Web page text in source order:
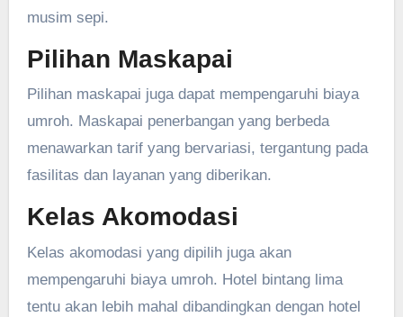
musim sepi.
Pilihan Maskapai
Pilihan maskapai juga dapat mempengaruhi biaya
umroh. Maskapai penerbangan yang berbeda
menawarkan tarif yang bervariasi, tergantung pada
fasilitas dan layanan yang diberikan.
Kelas Akomodasi
Kelas akomodasi yang dipilih juga akan
mempengaruhi biaya umroh. Hotel bintang lima
tentu akan lebih mahal dibandingkan dengan hotel